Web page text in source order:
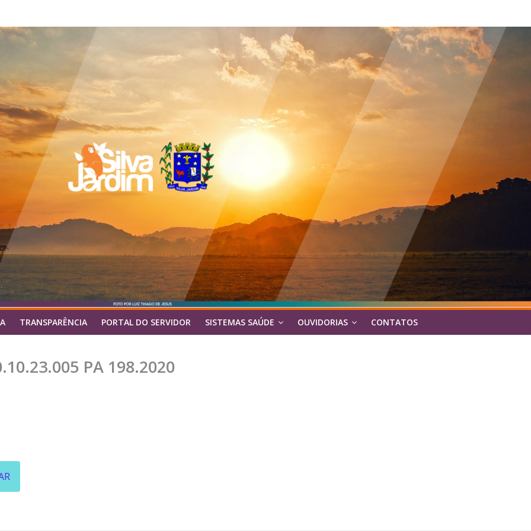
TRANSPARÊNCIA PORTAL DO SERVIDOR SISTEMAS SAÚDE OUVIDORIAS CONTATOS
PA 198.2020